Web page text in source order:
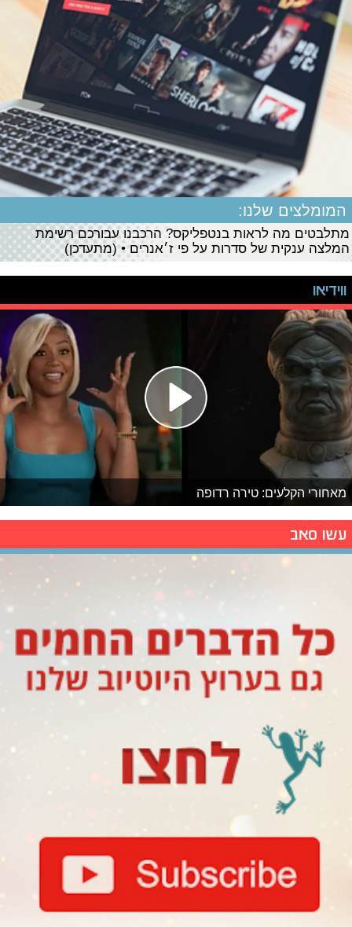
המומלצים שלנו:
מתלבטים מה לראות בנטפליקס? הרכבנו עבורכם רשימת
המלצה ענקית של סדרות על פי ז׳אנרים • (מתעדכן)
ווידיאו
מאחורי הקלעים: טירה רדופה
עשו סאב